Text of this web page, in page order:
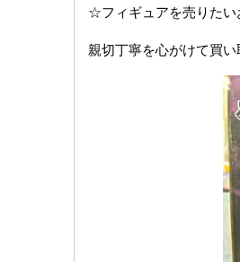
☆フィギュアを売りたい
親切丁寧を心がけて買